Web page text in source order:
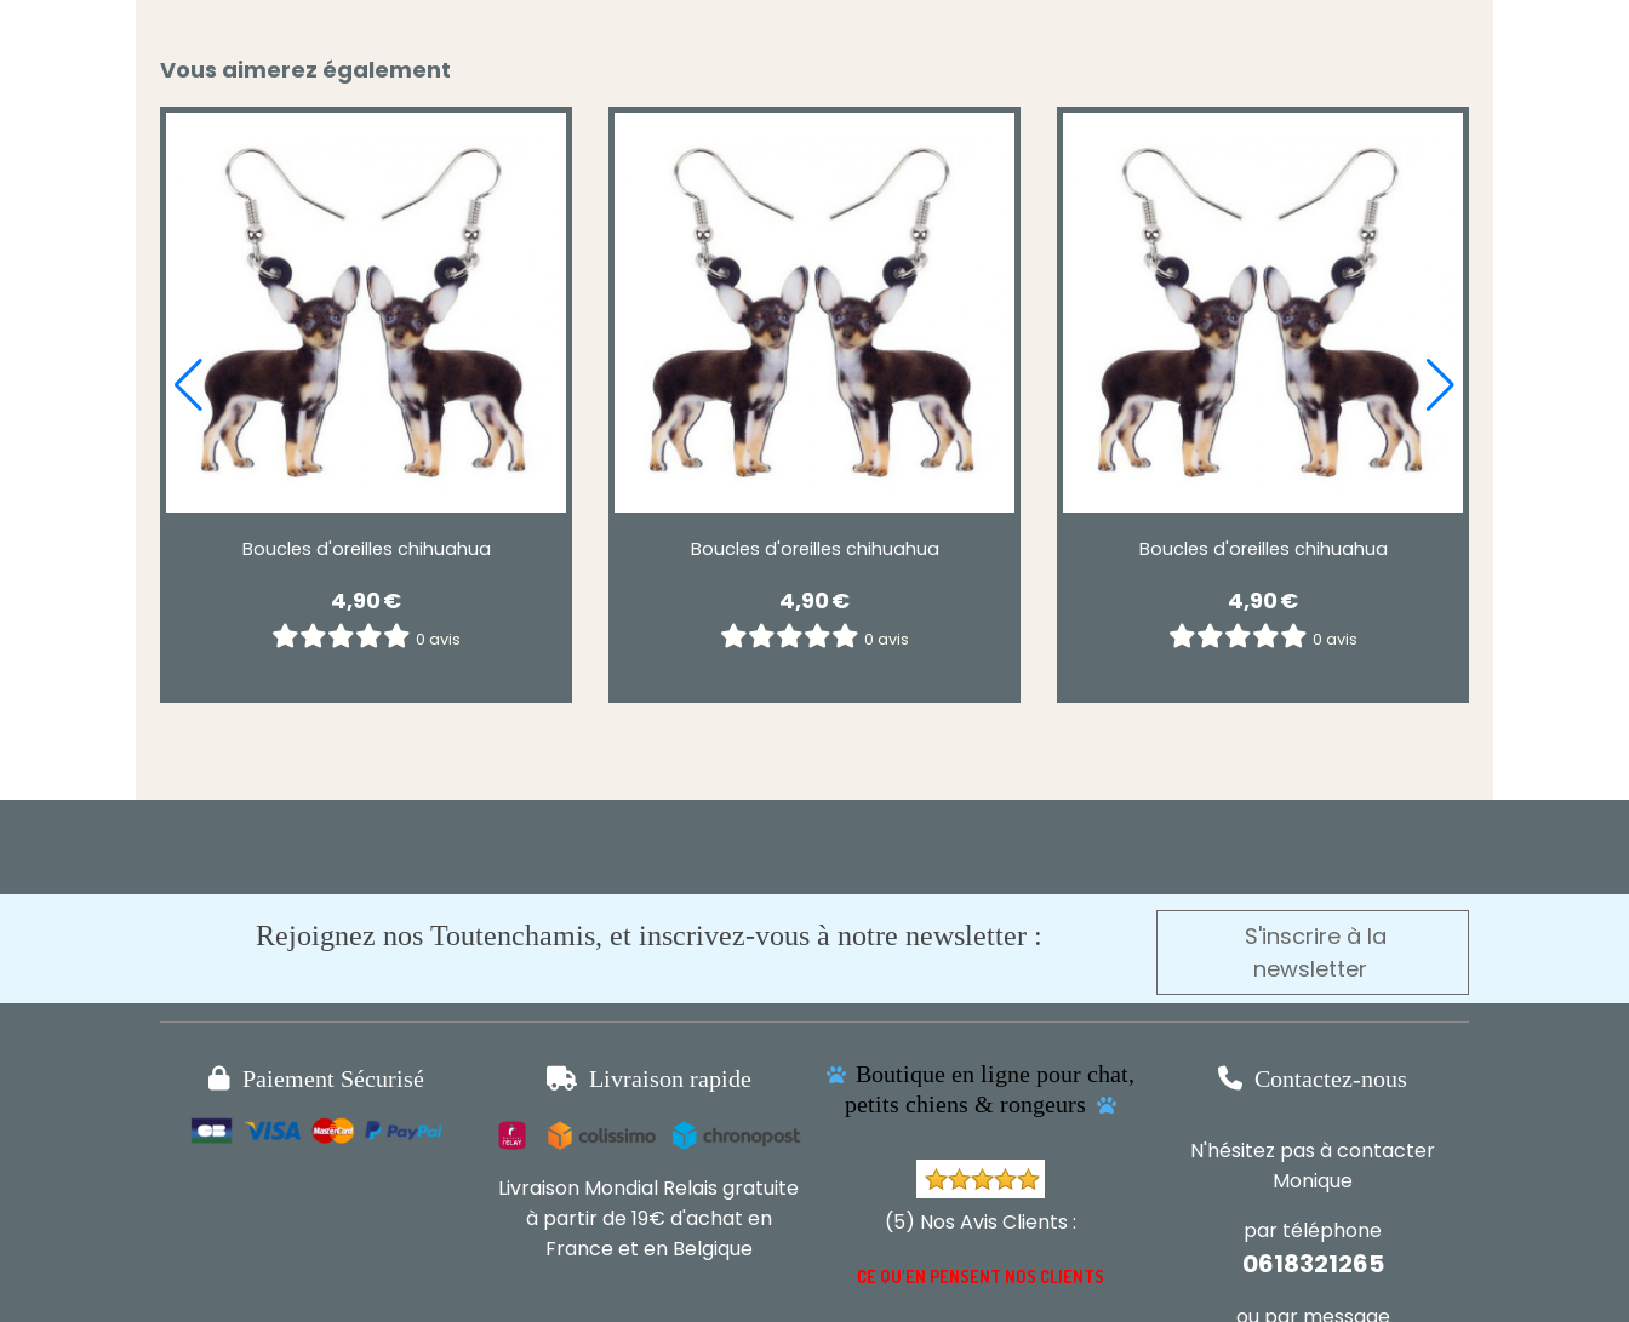
Vous aimerez également
Boucles d'oreilles chihuahua
4,90€
0 avis
Boucles d'oreilles chihuahua
4,90€
0 avis
Boucles d'oreilles chihuahua
4,90€
0 avis
Rejoignez nos Toutenchamis, et inscrivez-vous à notre newsletter :
S'inscrire à la
newsletter
 Paiement Sécurisé  Livraison rapide
Livraison Mondial Relais gratuite
à partir de 19€ d'achat en
France et en Belgique
 Boutique en ligne pour chat,
petits chiens & rongeurs

(5) Nos Avis Clients :
CE QU'EN PENSENT NOS CLIENTS
 Contactez-nous
N'hésitez pas à contacter
Monique
par téléphone
0618321265